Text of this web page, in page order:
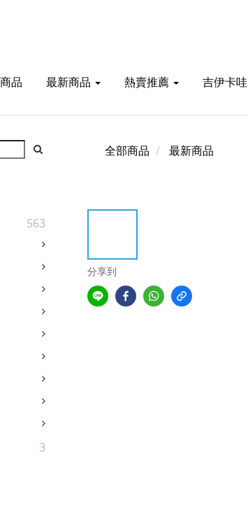
品 最新商品 熱賣推薦 吉伊卡哇
563
3
全部商品 最新商品
分享到